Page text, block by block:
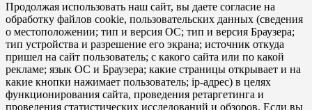
Продолжая использовать наш сайт, вы даете согласие на
обработку файлов cookie, пользовательских данных (сведения
о местоположении; тип и версия ОС; тип и версия Браузера;
тип устройства и разрешение его экрана; источник откуда
пришел на сайт пользователь; с какого сайта или по какой
рекламе; язык ОС и Браузера; какие страницы открывает и на
какие кнопки нажимает пользователь; ip-адрес) в целях
функционирования сайта, проведения ретаргетинга и
проведения статистических исследований и обзоров. Если вы